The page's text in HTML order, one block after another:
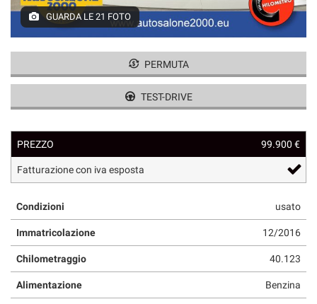
GUARDA LE 21 FOTO
PERMUTA
TEST-DRIVE
PREZZO 99.900 €
Fatturazione con iva esposta
Condizioni usato
Immatricolazione 12/2016
Chilometraggio 40.123
Alimentazione Benzina